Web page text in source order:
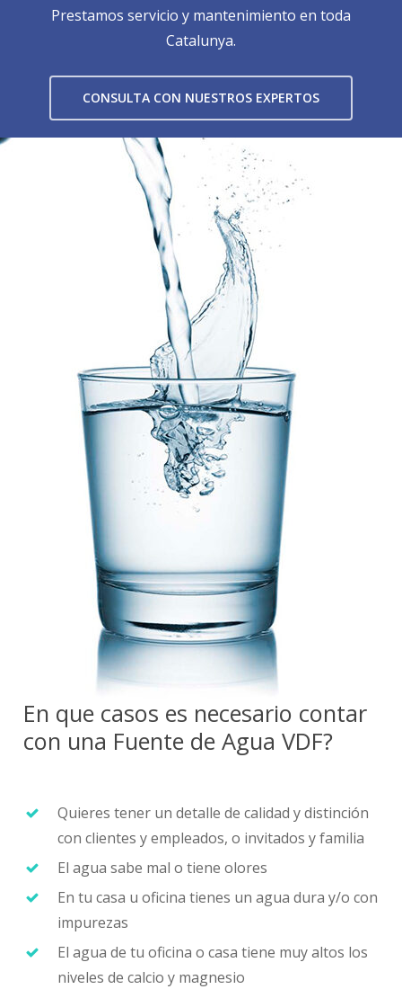
Prestamos servicio y mantenimiento en toda
Catalunya.
CONSULTA CON NUESTROS EXPERTOS
En que casos es necesario contar
con una Fuente de Agua VDF?
Quieres tener un detalle de calidad y distinción
con clientes y empleados, o invitados y familia
El agua sabe mal o tiene olores
En tu casa u oficina tienes un agua dura y/o con
impurezas
El agua de tu oficina o casa tiene muy altos los
niveles de calcio y magnesio